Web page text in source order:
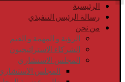
الرئيسية
رسالة الرئيس التنفيذي
من نحن
الرؤية و المهمة و القيم
الشركاء الاستراتيجيون
المجلس الاستشاري
المجلس